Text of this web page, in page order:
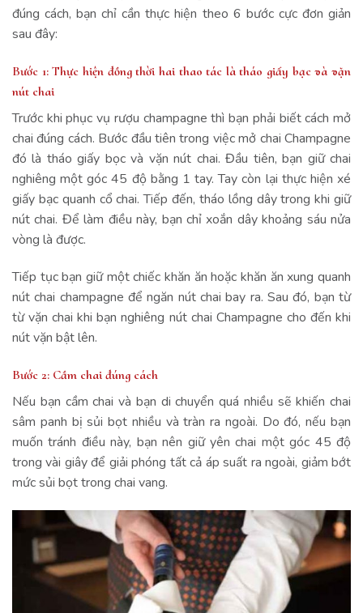
đúng cách, bạn chỉ cần thực hiện theo 6 bước cực đơn giản
sau đây:
Bước 1: Thực hiện đồng thời hai thao tác là tháo giấy bạc và vặn
nút chai
Trước khi phục vụ rượu champagne thì bạn phải biết cách mở
chai đúng cách. Bước đầu tiên trong việc mở chai Champagne
đó là tháo giấy bọc và vặn nút chai. Đầu tiên, bạn giữ chai
nghiêng một góc 45 độ bằng 1 tay. Tay còn lại thực hiện xé
giấy bạc quanh cổ chai. Tiếp đến, tháo lồng dây trong khi giữ
nút chai. Để làm điều này, bạn chỉ xoắn dây khoảng sáu nửa
vòng là được.
Tiếp tục bạn giữ một chiếc khăn ăn hoặc khăn ăn xung quanh
nút chai champagne để ngăn nút chai bay ra. Sau đó, bạn từ
từ vặn chai khi bạn nghiêng nút chai Champagne cho đến khi
nút vặn bật lên.
Bước 2: Cầm chai đúng cách
Nếu bạn cầm chai và bạn di chuyển quá nhiều sẽ khiến chai
sâm panh bị sủi bọt nhiều và tràn ra ngoài. Do đó, nếu bạn
muốn tránh điều này, bạn nên giữ yên chai một góc 45 độ
trong vài giây để giải phóng tất cả áp suất ra ngoài, giảm bớt
mức sủi bọt trong chai vang.